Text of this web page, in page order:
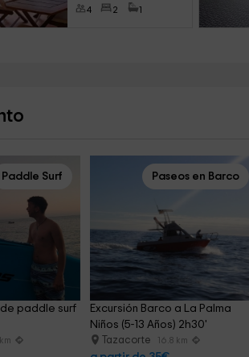
4 2 1
Paddle Surf
paddle surf
Paseos en Barco
Excursión Barco a La Palma
Niños (5-13 Años) 2h30'
Tazacorte 16.8 km